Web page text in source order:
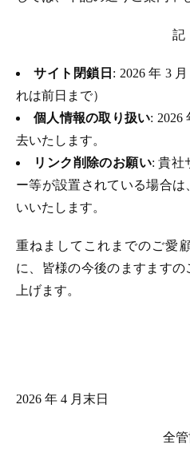
記
サイト閉鎖日 : 2026 年 3
れは前日まで）
個人情報の取り扱い: 2026
去いたします。
リンク削除のお願い: 貴社
ー等が設置されている場合
いいたします。
重ねましてこれまでのご愛
に、皆様の今後のますます
上げます。
2026 年 4 月末日
全